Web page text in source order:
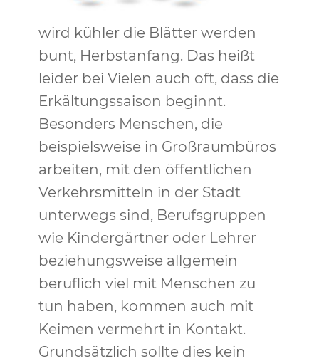
wird kühler die Blätter werden
bunt, Herbstanfang. Das heißt
leider bei Vielen auch oft, dass die
Erkältungssaison beginnt.
Besonders Menschen, die
beispielsweise in Großraumbüros
arbeiten, mit den öffentlichen
Verkehrsmitteln in der Stadt
unterwegs sind, Berufsgruppen
wie Kindergärtner oder Lehrer
beziehungsweise allgemein
beruflich viel mit Menschen zu
tun haben, kommen auch mit
Keimen vermehrt in Kontakt.
Grundsätzlich sollte dies kein